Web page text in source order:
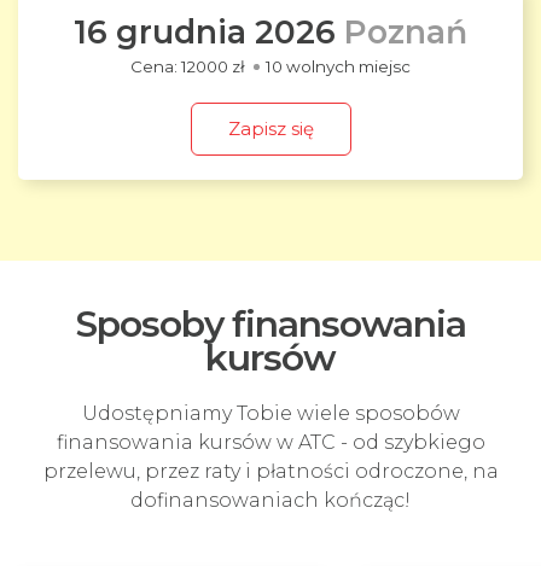
16 grudnia 2026 Poznań
12000 zł 10 wolnych miejsc
Zapisz się
Sposoby finansowania
kursów
Udostępniamy Tobie wiele sposobów
finansowania kursów w ATC - od szybkiego
przelewu, przez raty i płatności odroczone, na
dofinansowaniach kończąc!